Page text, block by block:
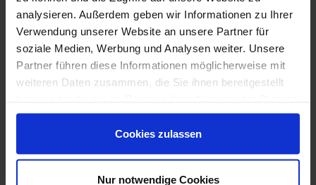
analysieren. Außerdem geben wir Informationen zu Ihrer
Verwendung unserer Website an unsere Partner für
soziale Medien, Werbung und Analysen weiter. Unsere
Partner führen diese Informationen möglicherweise mit
weiteren Daten zusammen, die Sie ihnen bereitgestellt
gesammelt haben.
Cookies zulassen
Nur notwendige Cookies